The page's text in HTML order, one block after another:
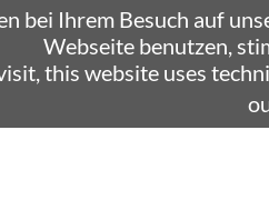
bei Ihrem Besuch auf
Webseite benutzen,
this website uses